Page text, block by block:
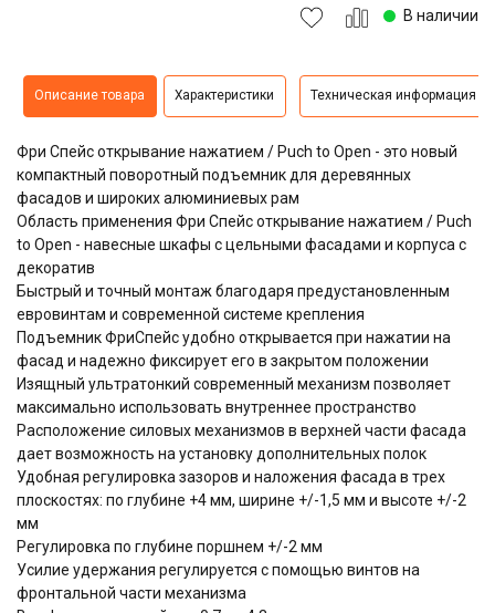
В наличии
Описание товара Характеристики Техническая информация
Фри Спейс открывание нажатием / Puch to Open - это новый
компактный поворотный подъемник для деревянных
фасадов и широких алюминиевых рам
Область применения Фри Спейс открывание нажатием / Puch
to Open - навесные шкафы с цельными фасадами и корпуса с
декоратив
Быстрый и точный монтаж благодаря предустановленным
евровинтам и современной системе крепления
Подъемник ФриСпейс удобно открывается при нажатии на
фасад и надежно фиксирует его в закрытом положении
Изящный ультратонкий cовременный механизм позволяет
максимально использовать внутреннее пространство
Расположение силовых механизмов в верхней части фасада
дает возможность на установку дополнительных полок
Удобная регулировка зазоров и наложения фасада в трех
плоскостях: по глубине +4 мм, ширине +/-1,5 мм и высоте +/-2
мм
Регулировка по глубине поршнем +/-2 мм
Усилие удержания регулируется с помощью винтов на
фронтальной части механизма